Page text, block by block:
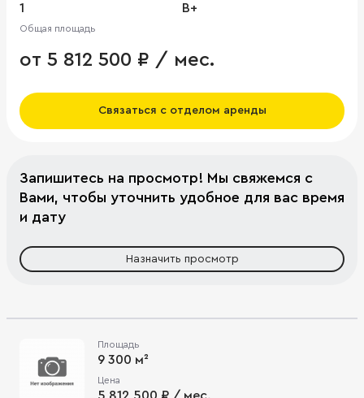
1 B+
Общая площадь
от 5 812 500 ₽ / мес.
Связаться с отделом аренды
Запишитесь на просмотр! Мы свяжемся с
Вами, чтобы уточнить удобное для вас время
и дату
Назначить просмотр
Площадь
9 300 м²
Цена
5 812 500 ₽ / мес.